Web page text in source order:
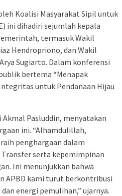
Koalisi Masyarakat Sipil untuk
ini dihadiri sejumlah kepala
termasuk Wakil
Hendropriono, dan Wakil
Sugiarto. Dalam konferensi
bertema “Menapak
untuk Pendanaan Hijau
Akmal Pasluddin, menyatakan
ini. “Alhamdulillah,
penghargaan dalam
serta kepemimpinan
Ini menunjukkan bahwa
APBD kami turut berkontribusi
energi pemulihan,” ujarnya.